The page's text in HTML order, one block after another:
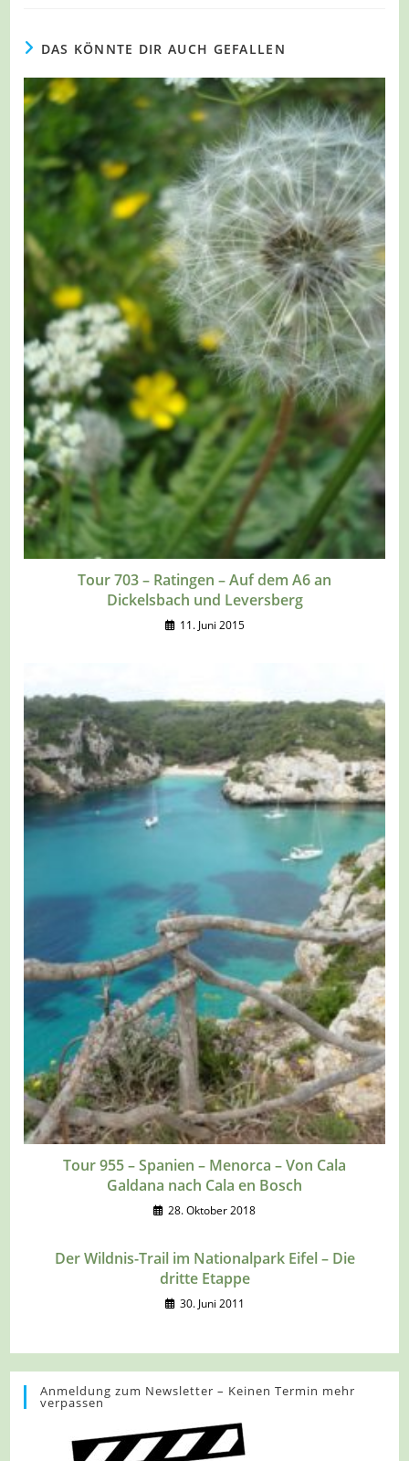
DAS KÖNNTE DIR AUCH GEFALLEN
Tour 703 – Ratingen – Auf dem A6 an
Dickelsbach und Leversberg
11. Juni 2015
Tour 955 – Spanien – Menorca – Von Cala
Galdana nach Cala en Bosch
28. Oktober 2018
Der Wildnis-Trail im Nationalpark Eifel – Die
dritte Etappe
30. Juni 2011
Anmeldung zum Newsletter – Keinen Termin mehr
verpassen